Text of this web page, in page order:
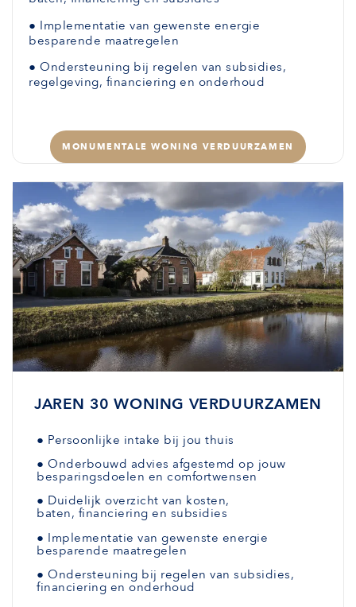
● Implementatie van gewenste energie
besparende maatregelen
● Ondersteuning bij regelen van subsidies,
regelgeving, financiering en onderhoud
MONUMENTALE WONING VERDUURZAMEN
JAREN 30 WONING VERDUURZAMEN
● Persoonlijke intake bij jou thuis
● Onderbouwd advies afgestemd op jouw
besparingsdoelen en comfortwensen
● Duidelijk overzicht van kosten,
baten, financiering en subsidies
● Implementatie van gewenste energie
besparende maatregelen
● Ondersteuning bij regelen van subsidies,
financiering en onderhoud